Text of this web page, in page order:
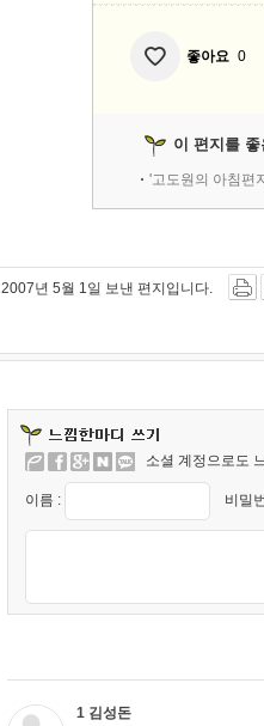
좋아요 0
이 편지를
'고도원의 아침편
2007년 5월 1일 보낸 편지입니다.
소셜 계정으로도
이름 : 비밀
1 김성돈